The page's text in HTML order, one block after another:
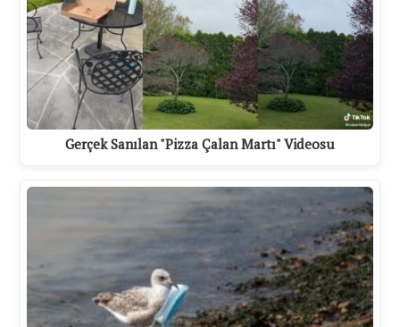
Gerçek Sanılan "Pizza Çalan Martı" Videosu